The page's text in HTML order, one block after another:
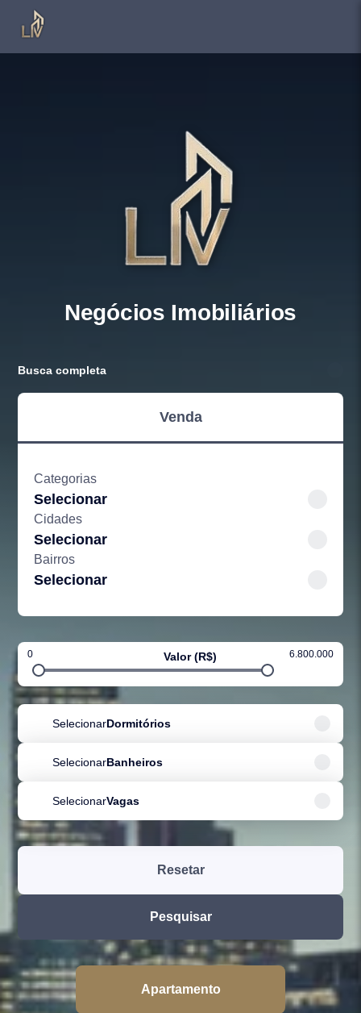
Negócios Imobiliários
Busca completa
Venda
Categorias
Selecionar
Cidades
Selecionar
Bairros
Selecionar
0 Valor (R$) 6.800.000
SelecionarDormitórios
SelecionarBanheiros
SelecionarVagas
Resetar
Pesquisar
Apartamento